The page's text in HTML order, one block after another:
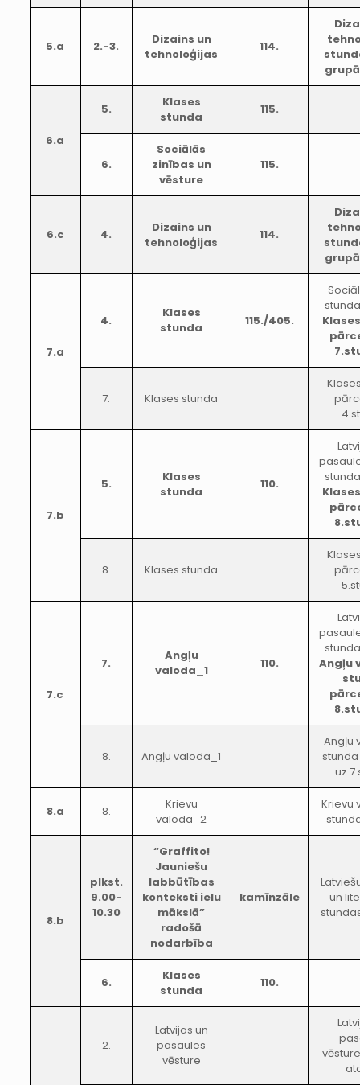
5.a 2.-3.
Dizains un
tehnoloģijas
114.
6.a
5.
Klases
stunda
115.
6.
Sociālās
zinības un
vēsture
115.
6.c 4.
Dizains un
tehnoloģijas
114.
7.a
4.
Klases
stunda
115./405.
7. Klases stunda
7.b
5.
Klases
stunda
110.
8. Klases stunda
7.c
7.
Angļu
valoda_1
110.
Angļu
8. Angļu valoda_1
Angļu
uz
8.a 8.
Krievu
valoda_2
Krievu
8.b
plkst.
9.00-
10.30
“Graffito!
Jauniešu
labbūtības
konteksti ielu
mākslā”
radošā
nodarbība
kamīnzāle
un
6.
Klases
stunda
110.
2.
Latvijas un
pasaules
vēsture